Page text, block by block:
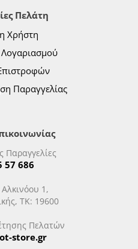
Πελάτη
Χρήστη
Παραγγελίας
Παραγγελίες
57 686
1,
ΤΚ: 19600
Πελατών
store.gr